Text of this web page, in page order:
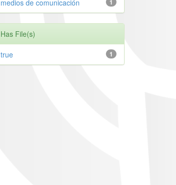
1
medios de comunicación
Has File(s)
1
true